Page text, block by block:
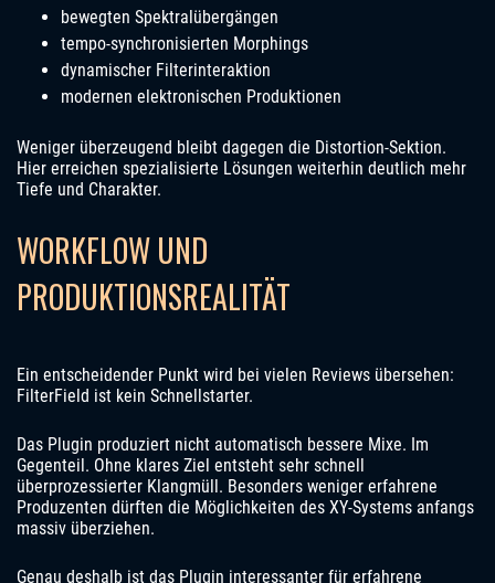
bewegten Spektralübergängen
tempo-synchronisierten Morphings
dynamischer Filterinteraktion
modernen elektronischen Produktionen
Weniger überzeugend bleibt dagegen die Distortion-Sektion.
Hier erreichen spezialisierte Lösungen weiterhin deutlich mehr
Tiefe und Charakter.
WORKFLOW UND
PRODUKTIONSREALITÄT
Ein entscheidender Punkt wird bei vielen Reviews übersehen:
FilterField ist kein Schnellstarter.
Das Plugin produziert nicht automatisch bessere Mixe. Im
Gegenteil. Ohne klares Ziel entsteht sehr schnell
überprozessierter Klangmüll. Besonders weniger erfahrene
Produzenten dürften die Möglichkeiten des XY-Systems anfangs
massiv überziehen.
Genau deshalb ist das Plugin interessanter für erfahrene